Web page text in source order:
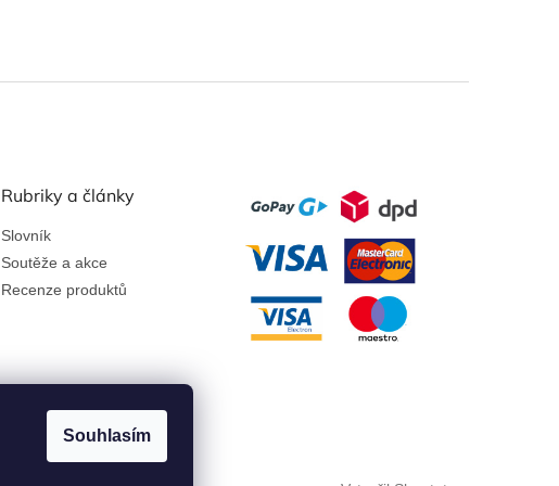
Souhlasím
Rubriky a články
Slovník
Soutěže a akce
Recenze produktů